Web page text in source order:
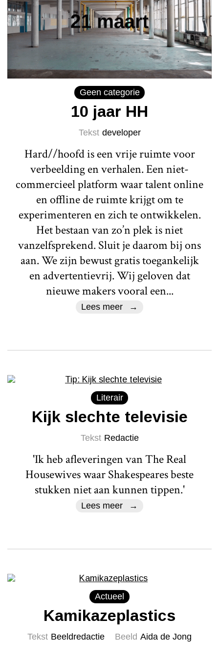
Geen categorie
10 jaar HH
Tekst developer
Hard//hoofd is een vrije ruimte voor
verbeelding en verhalen. Een niet-
commercieel platform waar talent online
en offline de ruimte krijgt om te
experimenteren en zich te ontwikkelen.
Het bestaan van zo’n plek is niet
vanzelfsprekend. Sluit je daarom bij ons
aan. We zijn bewust gratis toegankelijk
en advertentievrij. Wij geloven dat
nieuwe makers vooral een...
Lees meer
Literair
Kijk slechte televisie
Tekst Redactie
'Ik heb afleveringen van The Real
Housewives waar Shakespeares beste
stukken niet aan kunnen tippen.'
Lees meer
Actueel
Kamikazeplastics
Tekst Beeldredactie Beeld Aida de Jong